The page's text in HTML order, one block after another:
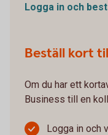
Logga in och
Beställ kort
Om du har ett
Business till en
Logga in och